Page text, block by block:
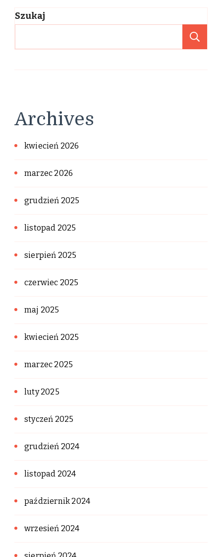
Szukaj
Archives
kwiecień 2026
marzec 2026
grudzień 2025
listopad 2025
sierpień 2025
czerwiec 2025
maj 2025
kwiecień 2025
marzec 2025
luty 2025
styczeń 2025
grudzień 2024
listopad 2024
październik 2024
wrzesień 2024